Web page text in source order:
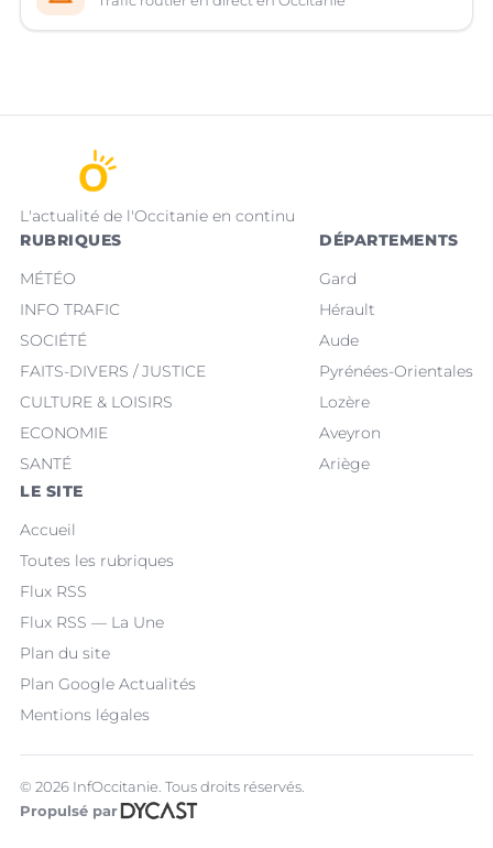
L'actualité de l'Occitanie en continu
RUBRIQUES
MÉTÉO
INFO TRAFIC
SOCIÉTÉ
FAITS-DIVERS / JUSTICE
CULTURE & LOISIRS
ECONOMIE
SANTÉ
DÉPARTEMENTS
Gard
Hérault
Aude
Pyrénées-Orientales
Lozère
Aveyron
Ariège
LE SITE
Accueil
Toutes les rubriques
Flux RSS
Flux RSS — La Une
Plan du site
Plan Google Actualités
Mentions légales
© 2026 InfOccitanie. Tous droits réservés.
Propulsé par